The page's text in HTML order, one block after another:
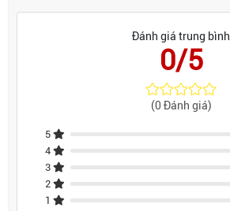
Đánh giá trung bình
0/5
(0 Đánh giá)
5
4
3
2
1